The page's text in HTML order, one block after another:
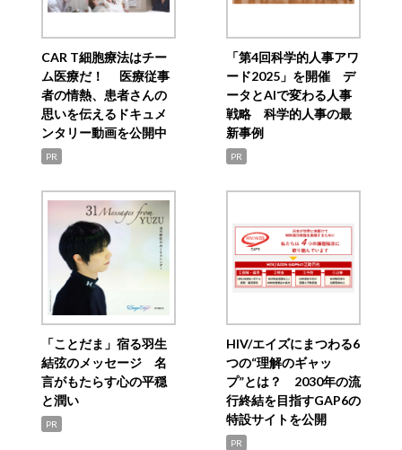
CAR T細胞療法はチー
ム医療だ！ 医療従事
者の情熱、患者さんの
思いを伝えるドキュメ
ンタリー動画を公開中
PR
「第4回科学的人事アワ
ード2025」を開催 デ
ータとAIで変わる人事
戦略 科学的人事の最
新事例
PR
「ことだま」宿る羽生
結弦のメッセージ 名
言がもたらす心の平穏
と潤い
PR
HIV/エイズにまつわる6
つの“理解のギャッ
プ”とは？ 2030年の流
行終結を目指すGAP6の
特設サイトを公開
PR